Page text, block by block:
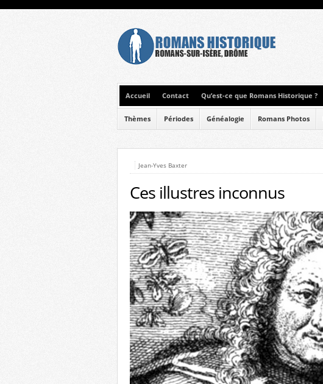
Accueil Contact Qu’est-ce que Romans Historique ?
Thèmes Périodes Généalogie Romans Photos
Jean-Yves Baxter
Ces illustres inconnus